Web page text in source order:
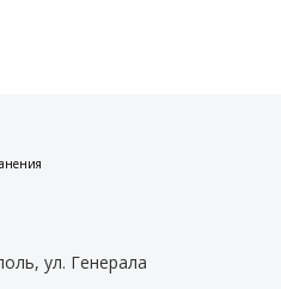
ул. Генерала